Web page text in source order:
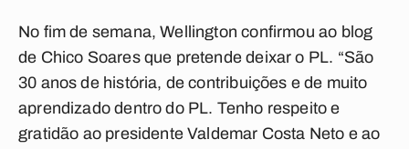
No fim de semana, Wellington confirmou ao blog
de Chico Soares que pretende deixar o PL. “São
30 anos de história, de contribuições e de muito
aprendizado dentro do PL. Tenho respeito e
gratidão ao presidente Valdemar Costa Neto e ao